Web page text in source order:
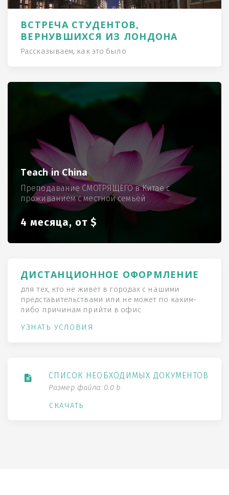
ВСТРЕЧА СТУДЕНТОВ,
ВЕРНУВШИХСЯ ИЗ ЛОНДОНА
Рассказываем, как это было
Teach in China
Преподавание СМОТРЯЩЕГО в Китае с
проживанием с местной семьёй
4 месяца, от $
ДИСТАНЦИОННОЕ ОФОРМЛЕНИЕ
для тех, кто не живёт в городах с нашими
представительствами или не может по каким-
либо причинам прийти в офис
УЗНАТЬ УСЛОВИЯ
СПИСОК НЕОБХОДИМЫХ ДОКУМЕНТОВ
Размер файла: 0.0 b
СКАЧАТЬ